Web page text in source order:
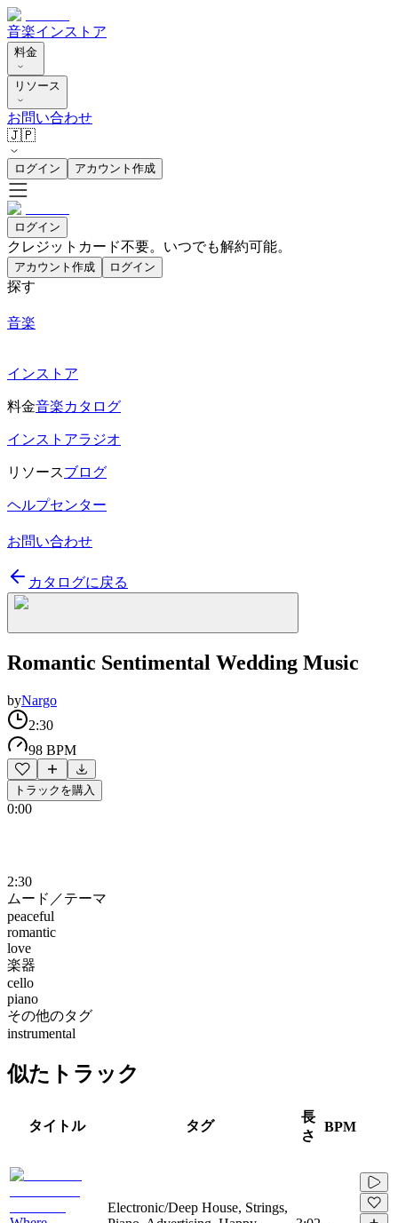
音楽インストア
料金
リソース
お問い合わせ
🇯🇵
ログイン アカウント作成
ログイン
クレジットカード不要。いつでも解約可能。
アカウント作成 ログイン
探す
音楽
インストア
料金音楽カタログ
インストアラジオ
リソースブログ
ヘルプセンター
お問い合わせ
カタログに戻る
Romantic Sentimental Wedding Music
byNargo
2:30
98 BPM
トラックを購入
0:00
2:30
ムード／テーマ
peaceful
romantic
love
楽器
cello
piano
その他のタグ
instrumental
似たトラック
タイトル タグ
長
さ
BPM
Electronic/Deep House, Strings,